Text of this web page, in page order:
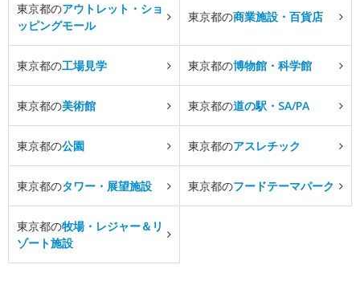
東京都のアウトレット・ショ
ッピングモール
東京都の商業施設・百貨店
東京都の工場見学 東京都の博物館・科学館
東京都の美術館 東京都の道の駅・SA/PA
東京都の公園 東京都のアスレチック
東京都のタワー・展望施設 東京都のフードテーマパーク
東京都の牧場・レジャー＆リ
ゾート施設